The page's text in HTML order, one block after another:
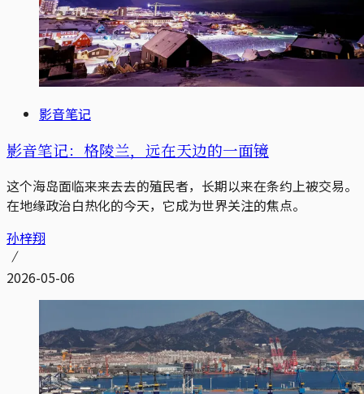
影音笔记
影音笔记：格陵兰，远在天边的一面镜
这个海岛面临来来去去的殖民者，长期以来在条约上被交易。
在地缘政治白热化的今天，它成为世界关注的焦点。
孙梓翔
2026-05-06